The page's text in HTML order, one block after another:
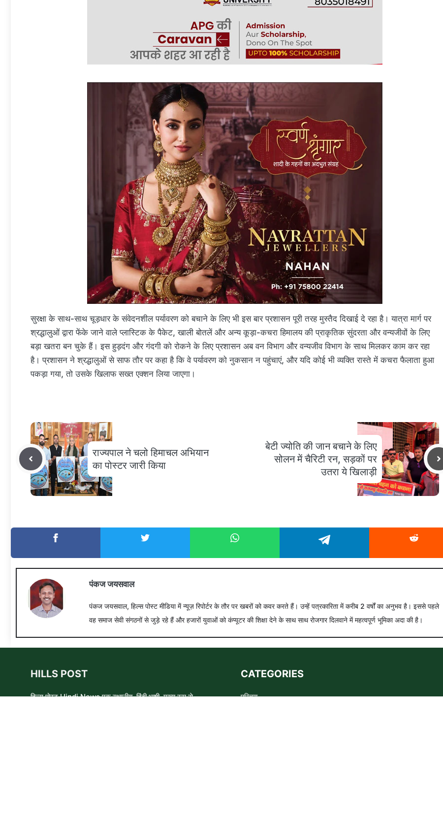
सुरक्षा के साथ-साथ चूड़धार के संवेदनशील पर्यावरण को बचाने के लिए भी इस बार प्रशासन पूरी तरह मुस्तैद दिखाई दे रहा है। यात्रा मार्ग पर
श्रद्धालुओं द्वारा फेंके जाने वाले प्लास्टिक के पैकेट, खाली बोतलें और अन्य कूड़ा-कचरा हिमालय की प्राकृतिक सुंदरता और वन्यजीवों के लिए
बड़ा खतरा बन चुके हैं। इस हुड़दंग और गंदगी को रोकने के लिए प्रशासन अब वन विभाग और वन्यजीव विभाग के साथ मिलकर काम कर रहा
है। प्रशासन ने श्रद्धालुओं से साफ तौर पर कहा है कि वे पर्यावरण को नुकसान न पहुंचाएं, और यदि कोई भी व्यक्ति रास्ते में कचरा फैलाता हुआ
पकड़ा गया, तो उसके खिलाफ सख्त एक्शन लिया जाएगा।
राज्यपाल ने चलो हिमाचल अभियान
का पोस्टर जारी किया
बेटी ज्योति की जान बचाने के लिए
सोलन में चैरिटी रन, सड़कों पर
उतरा ये खिलाड़ी
पंकज जयसवाल
पंकज जयसवाल, हिल्स पोस्ट मीडिया में न्यूज़ रिपोर्टर के तौर पर खबरों को कवर करते हैं। उन्हें पत्रकारिता में करीब 2 वर्षों का अनुभव है। इससे पहले
वह समाज सेवी संगठनों से जुड़े रहे हैं और हजारों युवाओं को कंप्यूटर की शिक्षा देने के साथ साथ रोजगार दिलवाने में महत्वपूर्ण भूमिका अदा की है।
HILLS POST
हिल्स पोस्ट Hindi News एक स्थानीय, हिंदी भाषी, मुख्य रूप से
CATEGORIES
परिचय